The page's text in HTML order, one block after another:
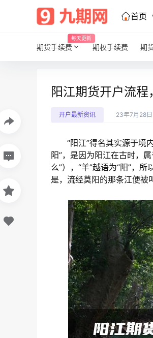
首页
期货手续费
每天更新
期权手续费 期
阳江期货开户流程
开户最新资讯 23年7月28日
“阳江”得名其实源于境内
阳”，是因为阳江在古时，
么”），“羊”越语为“阳”，
是，流经莫阳的那条江便被